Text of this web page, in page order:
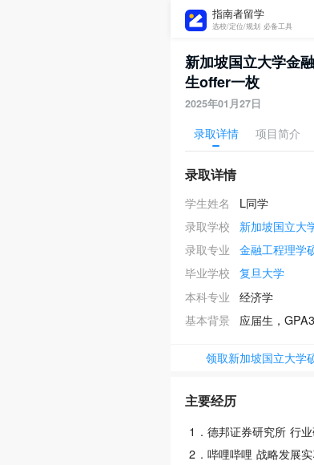
指南者留学
选校/定位/规划 必备工具
新加坡国立大学金
生offer一枚
2025年01月27日
录取详情 项目简介
录取详情
学生姓名
L同学
录取学校
新加坡国立大
录取专业
金融工程理学
毕业学校
复旦大学
本科专业
经济学
基本背景
应届生，
领取新加坡国立大学
主要经历
1 . 德邦证券研究所 行业
2 . 哔哩哔哩 战略发展实